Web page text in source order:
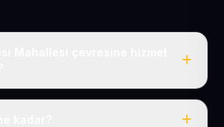
dahil tüm Develi ve Develi